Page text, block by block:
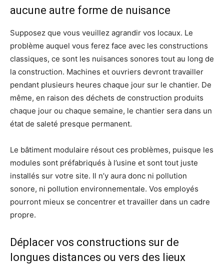
aucune autre forme de nuisance
Supposez que vous veuillez agrandir vos locaux. Le
problème auquel vous ferez face avec les constructions
classiques, ce sont les nuisances sonores tout au long de
la construction. Machines et ouvriers devront travailler
pendant plusieurs heures chaque jour sur le chantier. De
même, en raison des déchets de construction produits
chaque jour ou chaque semaine, le chantier sera dans un
état de saleté presque permanent.
Le bâtiment modulaire résout ces problèmes, puisque les
modules sont préfabriqués à l’usine et sont tout juste
installés sur votre site. Il n’y aura donc ni pollution
sonore, ni pollution environnementale. Vos employés
pourront mieux se concentrer et travailler dans un cadre
propre.
Déplacer vos constructions sur de
longues distances ou vers des lieux